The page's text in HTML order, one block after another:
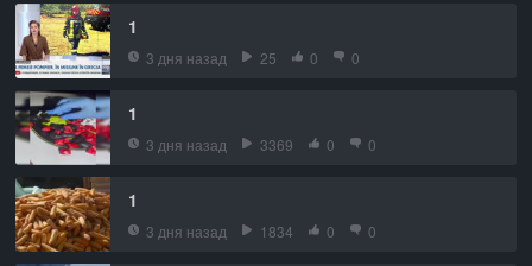
1
3 дня назад 25 0 0
1
3 дня назад 3369 0 0
1
3 дня назад 1834 0 0